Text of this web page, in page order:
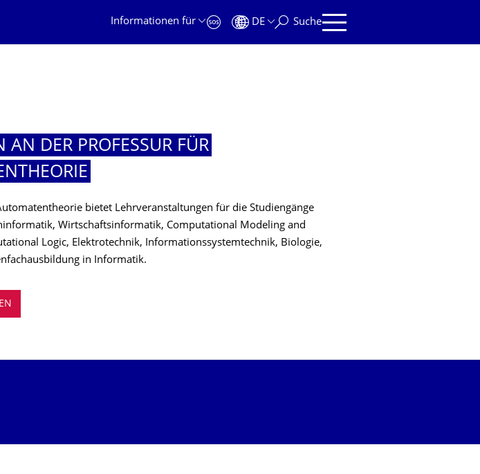
Informationen für
DE Suche
AN DER PROFESSUR FÜR
bietet Lehrveranstaltungen für die Studiengänge
Wirtschaftsinformatik, Computational Modeling and
Logic, Elektrotechnik, Informationssystemtechnik, Biologie,
in Informatik.